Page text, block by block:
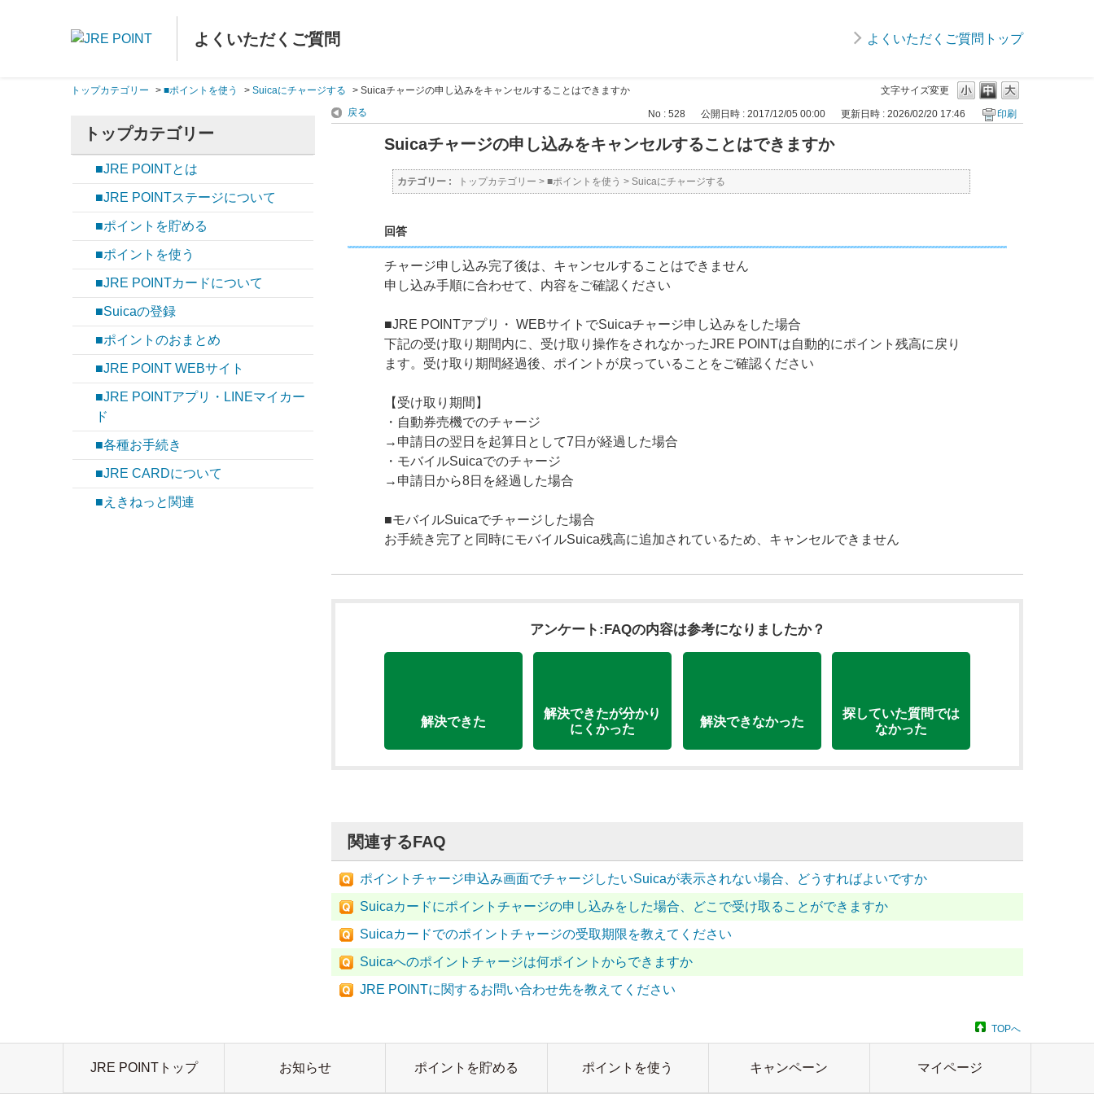
よくいただくご質問 よくいただくご質問トップ
文字サイズ変更
トップカテゴリー > ■ポイントを使う > Suicaにチャージする > Suicaチャージの申し込みをキャンセルすることはできますか
トップカテゴリー
■JRE POINTとは
■JRE POINTステージについて
■ポイントを貯める
■ポイントを使う
■JRE POINTカードについて
■Suicaの登録
■ポイントのおまとめ
■JRE POINT WEBサイト
■JRE POINTアプリ・LINEマイカー
ド
■各種お手続き
■JRE CARDについて
■えきねっと関連
戻る No : 528 公開日時 : 2017/12/05 00:00 更新日時 : 2026/02/20 17:46 印刷
Suicaチャージの申し込みをキャンセルすることはできますか
カテゴリー : トップカテゴリー > ■ポイントを使う > Suicaにチャージする
回答
チャージ申し込み完了後は、キャンセルすることはできません
申し込み手順に合わせて、内容をご確認ください
■JRE POINTアプリ・ WEBサイトでSuicaチャージ申し込みをした場合
下記の受け取り期間内に、受け取り操作をされなかったJRE POINTは自動的にポイント残高に戻り
ます。受け取り期間経過後、ポイントが戻っていることをご確認ください
【受け取り期間】
・自動券売機でのチャージ
→申請日の翌日を起算日として7日が経過した場合
・モバイルSuicaでのチャージ
→申請日から8日を経過した場合
■モバイルSuicaでチャージした場合
お手続き完了と同時にモバイルSuica残高に追加されているため、キャンセルできません
アンケート:FAQの内容は参考になりましたか？
解決できた
解決できたが分かり
にくかった
解決できなかった
探していた質問では
なかった
関連するFAQ
ポイントチャージ申込み画面でチャージしたいSuicaが表示されない場合、どうすればよいですか
Suicaカードにポイントチャージの申し込みをした場合、どこで受け取ることができますか
Suicaカードでのポイントチャージの受取期限を教えてください
Suicaへのポイントチャージは何ポイントからできますか
JRE POINTに関するお問い合わせ先を教えてください
TOPへ
JRE POINTトップ お知らせ ポイントを貯める ポイントを使う キャンペーン マイページ